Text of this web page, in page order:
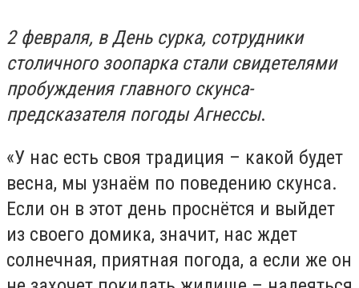
2 февраля, в День сурка, сотрудники
столичного зоопарка стали свидетелями
пробуждения главного скунса-
предсказателя погоды Агнессы.
«У нас есть своя традиция – какой будет
весна, мы узнаём по поведению скунса.
Если он в этот день проснётся и выйдет
из своего домика, значит, нас ждет
солнечная, приятная погода, а если же он